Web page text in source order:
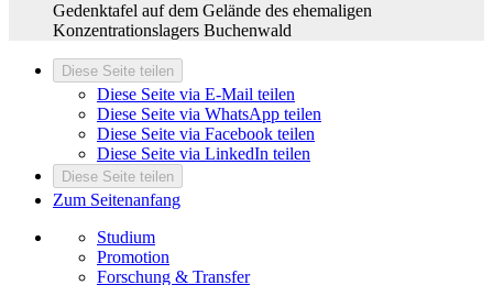
Diese Seite teilen
Diese Seite via E-Mail teilen
Diese Seite via WhatsApp teilen
Diese Seite via Facebook teilen
Diese Seite via LinkedIn teilen
Diese Seite teilen
Zum Seitenanfang
Studium
Promotion
Forschung & Transfer